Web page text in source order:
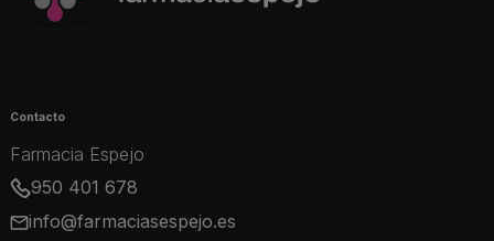
Contacto
Farmacia Espejo
950 401 678
info@farmaciasespejo.es